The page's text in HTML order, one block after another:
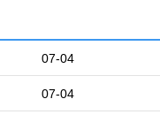
07-04
07-04